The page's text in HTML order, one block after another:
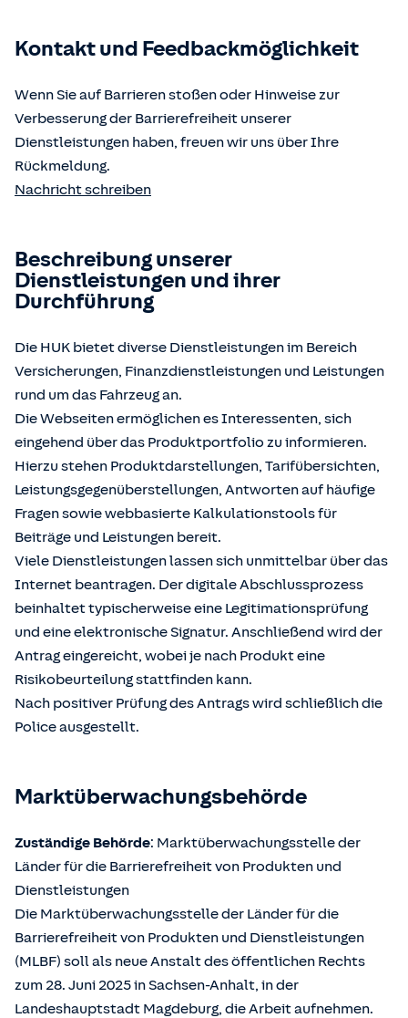
Kontakt und Feedbackmöglichkeit
Wenn Sie auf Barrieren stoßen oder Hinweise zur
Verbesserung der Barrierefreiheit unserer
Dienstleistungen haben, freuen wir uns über Ihre
Rückmeldung.
Nachricht schreiben
Beschreibung unserer
Dienstleistungen und ihrer
Durchführung
Die HUK bietet diverse Dienstleistungen im Bereich
Versicherungen, Finanzdienstleistungen und Leistungen
rund um das Fahrzeug an.
Die Webseiten ermöglichen es Interessenten, sich
eingehend über das Produktportfolio zu informieren.
Hierzu stehen Produktdarstellungen, Tarifübersichten,
Leistungsgegenüberstellungen, Antworten auf häufige
Fragen sowie webbasierte Kalkulationstools für
Beiträge und Leistungen bereit.
Viele Dienstleistungen lassen sich unmittelbar über das
Internet beantragen. Der digitale Abschlussprozess
beinhaltet typischerweise eine Legitimationsprüfung
und eine elektronische Signatur. Anschließend wird der
Antrag eingereicht, wobei je nach Produkt eine
Risikobeurteilung stattfinden kann.
Nach positiver Prüfung des Antrags wird schließlich die
Police ausgestellt.
Marktüberwachungsbehörde
Zuständige Behörde: Marktüberwachungsstelle der
Länder für die Barrierefreiheit von Produkten und
Dienstleistungen
Die Marktüberwachungsstelle der Länder für die
Barrierefreiheit von Produkten und Dienstleistungen
(MLBF) soll als neue Anstalt des öffentlichen Rechts
zum 28. Juni 2025 in Sachsen-Anhalt, in der
Landeshauptstadt Magdeburg, die Arbeit aufnehmen.